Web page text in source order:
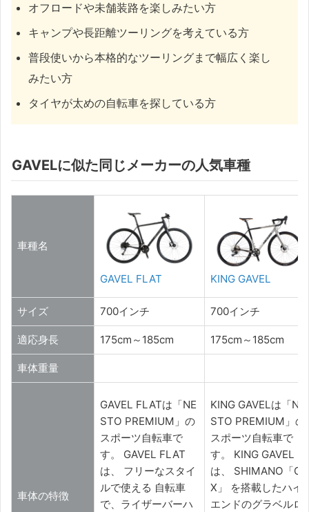
オフロードや未舗装路を楽しみたい方
キャンプや長距離ツーリングを考えている方
普段使いから本格的なツーリングまで幅広く楽し
みたい方
タイヤが太めの自転車を探している方
GAVELに似た同じメーカーの人気車種
車種名
GAVEL FLAT KING GAVEL
サイズ 700インチ 700インチ
適応身長 175cm～185cm 175cm～185cm
車体重量
車体の特徴
GAVEL FLATは「NE
STO PREMIUM」の
スポーツ自転車で
す。 GAVEL FLAT
は、 フリーなスタイ
ルで使える 自転車
で、ライザーバーハ
KING GAVELは「NE
STO PREMIUM」の
スポーツ自転車で
す。 KING GAVEL
は、 SHIMANO「GR
X」 を搭載したハイ
エンドのグラベルロ